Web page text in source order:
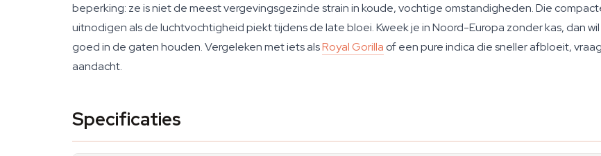
beperking: ze is niet de meest vergevingsgezinde strain in koude, vochtige omstandigheden. Die
uitnodigen als de luchtvochtigheid piekt tijdens de late bloei. Kweek je in Noord-Europa zonder kas, dan
goed in de gaten houden. Vergeleken met iets alsRoyal Gorilla of een pure indica die sneller afbloeit,
aandacht.
Specificaties